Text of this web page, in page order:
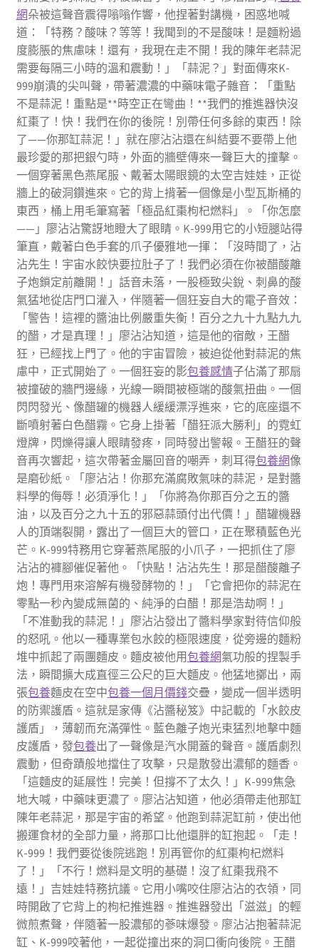
網朵被這聲音震得嗡嗡作響，他捏著對講機，困惑地喊
道：「特務？酸味？等等！我聞到的不是酸味！是麵粉過
度膨脹的焦慮味！還有，我現在走不開！我的陳年老蒜泥
需要每隔三小時的溫和震動！」「蒜泥？」對面傳來K-
999崩潰的尖叫聲，帶著濃濃的中藥味電子雜音：「重點
不是蒜泥！重點是**時空正在彎曲！**我們的推進器快沒
紅棗了！快！我們在你的後院！別帶任何多餘的東西！除
了——你那缸蒜泥！」就在廖沾沾還在糾結要不要帶上他
最珍愛的那把銀勺時，外面的牆壁傳來一聲巨大的撞擊。
一個穿著黑色燕尾服、戴著太陽眼鏡的太空吉娃娃，正從
牆上的破洞鑽進來。它的背上揹著一個像是小型瓦斯桶的
東西，桶上用毛筆寫著「極品紅棗枸杞燃料」。「你怎麼
——」廖沾沾驚訝地瞪大了眼睛。K-999用它的小短腿站得
筆直，戴著白色手套的爪子優雅地一揮：「沒時間了，沾
沾先生！宇宙水餃快要拉肚子了！我們必須在你被醋酸離
子炮鎖定前離開！」話音未落，一股極致尖銳、刺鼻的酸
氣猛地從店門口灌入，伴隨著一個狂妄自大的電子音效：
「警告！這裡的醬油比例嚴重失衡！百分之九十九點九九
的醋，才是真理！」廖沾沾知道，這是他的宿敵，王醋
狂，已經找上門了。他的宇宙冒險，被迫從他對蒜泥的焦
慮中，正式開始了。一個狂妄的影包養感情子佔滿了那扇
被撞破的牆門邊緣，光線一瞬間被極端的酸氣扭曲。一個
閃閃發光、像醋罐的機器人緩緩漂浮進來，它的底座還不
斷噴射著白色醋霧。它身上掛著「醋狂派大勝利」的霓虹
燈牌，閃爍得讓人眼睛發疼，同時發出警報。王醋狂的聲
音再次響起，這次帶著金屬回音的嘲弄，刺耳得包養網像
是磨砂紙。「廖沾沾！你那充滿腐敗氣味的蒜泥，是對醬
料學的侮辱！必須淨化！」「你將為你那百分之五的醬
油，以及百分之九十五的邪惡蒜頭付出代價！」醋罐機器
人的頂端裂開，露出了一個巨大的管口，正在聚積藍色光
芒。K-999特務用它穿著燕尾服的小爪子，一把抓住了廖
沾沾的褲腳催促著他。「快點！沾沾先生！那是醋酸離子
炮！專門用來溶解有機發酵物的！」「它會把你的蒜泥在
零點一秒內變成無菌的、純淨的白醋！那是浩劫啊！」
「不准動我的蒜泥！」廖沾沾發出了醬料學家對待信仰般
的怒吼。他以一種專業包水餃的極限速度，從旁邊的麵粉
堆中抓起了兩團麵皮。麵皮被他用包養網氣功般的捏製手
法，瞬間擴大成直徑三公尺的巨大麵皮。他猛地擲出，兩
張包養麵皮在空中包養一個月價錢交疊，變成一個半透明
的防禦護盾。這就是家傳《沾醬秘笈》中記載的「水餃皮
護盾」，薄韌而充滿彈性。藍色離子炮光束猛烈地擊中麵
皮護盾，發包養出了一聲像是汽水開蓋的聲音。護盾劇烈
震動，但奇蹟般地擋住了攻擊，只是散發出濃郁的麵香。
「這麵皮的延展性！完美！但撐不了太久！」K-999焦急
地大喊，中藥味更濃了。廖沾沾知道，他必須帶走他那缸
陳年老蒜泥，那是宇宙的希望。他跑到蒜泥缸前，使出他
搬運食材的全部力量，將那口比他還胖的缸抱起。「走！
K-999！我們要從後院逃跑！別再管你的紅棗枸杞燃料
了！」「不行！燃料是文明的基礎！沒了紅棗我飛不
遠！」吉娃娃特務抗議。它用小嘴咬住廖沾沾的衣領，同
時開啟了它背上的枸杞推進器。推進器發出「滋滋」的輕
微煎煮聲，伴隨著一股濃郁的蔘味爆發。廖沾沾抱著蒜泥
缸、K-999咬著他，一起從撞出來的洞口衝向後院。王醋